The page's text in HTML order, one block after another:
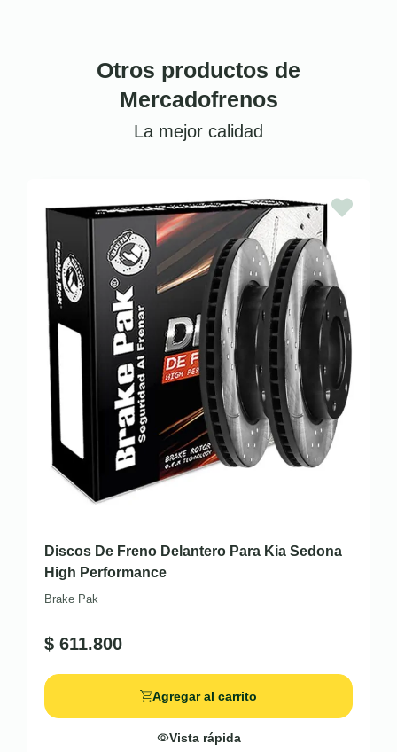
Otros productos de
Mercadofrenos
La mejor calidad
Discos De Freno Delantero Para Kia Sedona
High Performance
Brake Pak
$ 611.800
Agregar al carrito
Vista rápida